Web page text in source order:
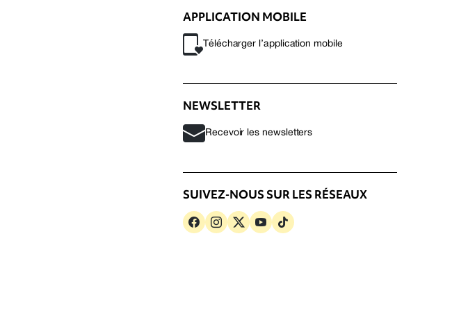
APPLICATION MOBILE
Télécharger l’application mobile
NEWSLETTER
Recevoir les newsletters
SUIVEZ-NOUS SUR LES RÉSEAUX